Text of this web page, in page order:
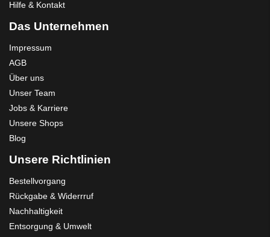
Hilfe & Kontakt
Das Unternehmen
Impressum
AGB
Über uns
Unser Team
Jobs & Karriere
Unsere Shops
Blog
Unsere Richtlinien
Bestellvorgang
Rückgabe & Widerrruf
Nachhaltigkeit
Entsorgung & Umwelt